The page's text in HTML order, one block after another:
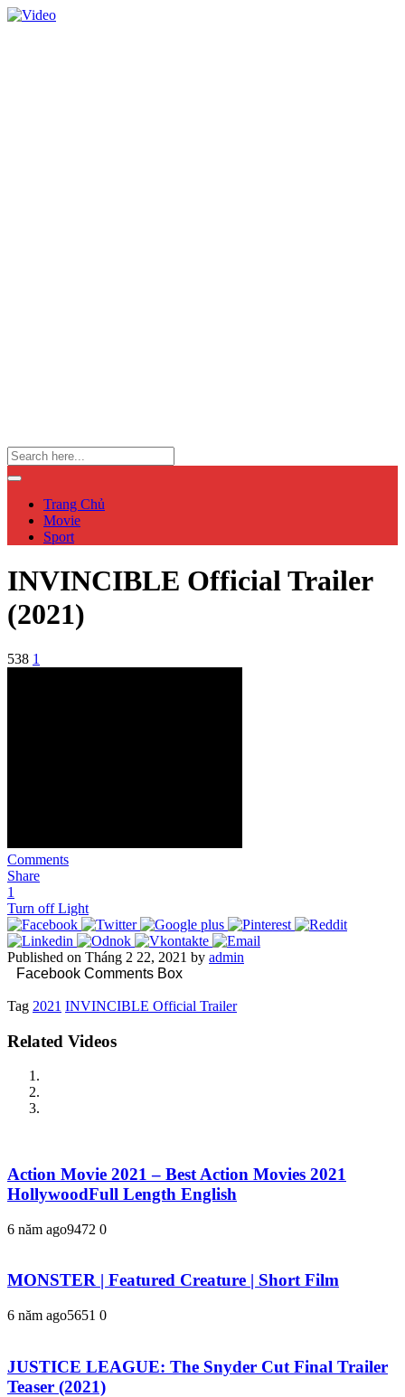
Trang Chủ
Movie
Sport
INVINCIBLE Official Trailer
(2021)
538 1
Comments
Share
1
Turn off Light
Published on Tháng 2 22, 2021 by admin
Facebook Comments Box
Tag 2021 INVINCIBLE Official Trailer
Related Videos
Action Movie 2021 – Best Action Movies 2021
HollywoodFull Length English
6 năm ago9472 0
MONSTER | Featured Creature | Short Film
6 năm ago5651 0
JUSTICE LEAGUE: The Snyder Cut Final Trailer
Teaser (2021)